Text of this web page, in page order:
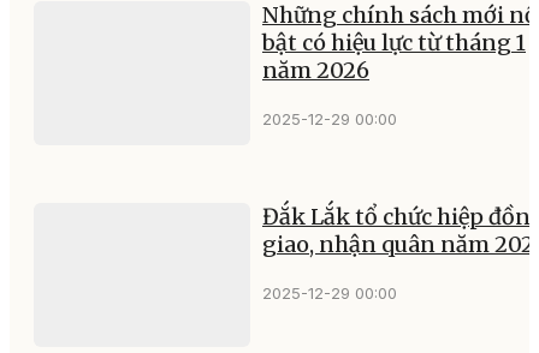
Những chính sách mới
bật có hiệu lực từ tháng 1
năm 2026
2025-12-29 00:00
Đắk Lắk tổ chức hiệp
giao, nhận quân năm
2025-12-29 00:00